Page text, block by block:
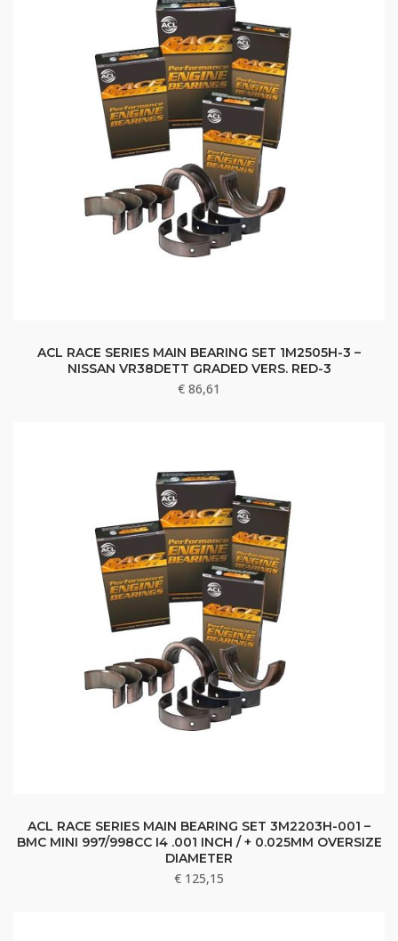
ACL RACE SERIES MAIN BEARING SET 1M2505H-3 –
NISSAN VR38DETT GRADED VERS. RED-3
€ 86,61
ACL RACE SERIES MAIN BEARING SET 3M2203H-001 –
BMC MINI 997/998CC I4 .001 INCH / + 0.025MM OVERSIZE
DIAMETER
€ 125,15